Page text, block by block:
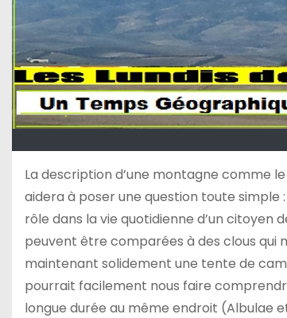
La description d’une montagne comme
aidera à poser une question toute simple
rôle dans la vie quotidienne d’un citoyen
peuvent être comparées à des clous qui
maintenant solidement une tente de
pourrait facilement nous faire
longue durée au même endroit (Albulae